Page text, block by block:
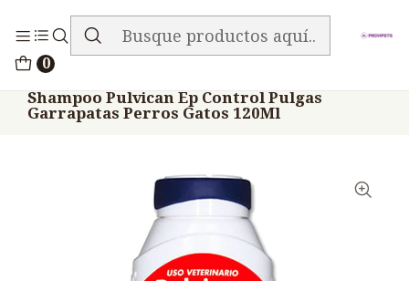
0
ENVIO GRATIS EN TODA LA TIENDA
Shampoo Pulvican Ep Control Pulgas
Garrapatas Perros Gatos 120Ml